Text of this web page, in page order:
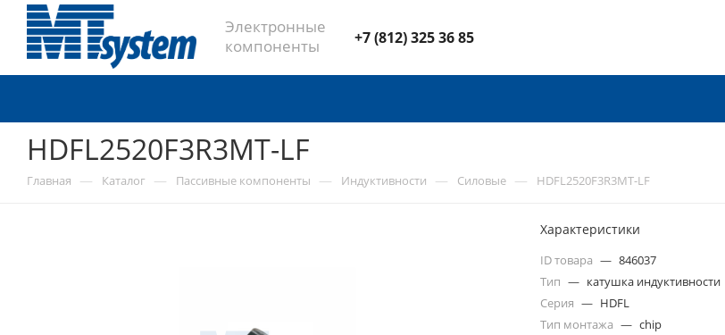
Электронные
компоненты
+7 (812) 325 36 85
HDFL2520F3R3MT-LF
Главная — Каталог — Пассивные компоненты — Индуктивности — Силовые — HDFL2520F3R3MT-LF
Характеристики
ID товара — 846037
Тип — катушка индуктивности
Серия — HDFL
Тип монтажа — chip